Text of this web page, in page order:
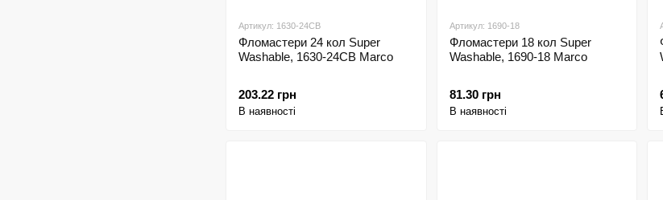
Артикул: 1630-24CB
Фломастери 24 кол Super
Washable, 1630-24CB Marco
203.22 грн
В наявності
Артикул: 1690-18
Фломастери 18 кол Super
Washable, 1690-18 Marco
81.30 грн
В наявності